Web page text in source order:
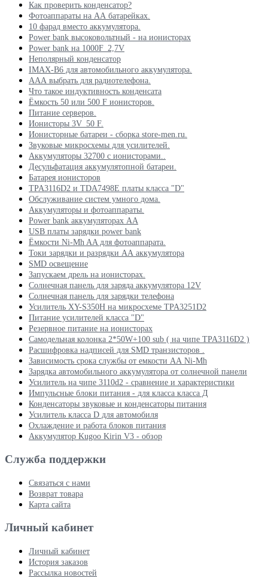
Как проверить конденсатор?
Фотоаппараты на АА батарейках.
10 фарад вместо аккумулятора.
Power bank высоковольтный - на ионисторах
Power bank на 1000F_2,7V
Неполярный конденсатор
IMAX-B6 для автомобильного аккумулятора.
ААА выбрать для радиотелефона.
Что такое индуктивность конденсата
Ёмкость 50 или 500 F ионисторов.
Питание серверов.
Ионисторы 3V_50 F.
Ионисторные батареи - сборка store-men.ru.
Звуковые микросхемы для усилителей.
Аккумуляторы 32700 с ионисторами..
Десульфатация аккумулятопной батареи.
Батарея ионисторов
TPA3116D2 и TDA7498E платы класса "D"
Обслуживание систем умного дома.
Аккумуляторы и фотоаппараты.
Power bank аккумуляторах АА
USB платы зарядки power bank
Ёмкости Ni-Mh AA для фотоаппарата.
Токи зарядки и разрядки АА аккумулятора
SMD освещение
Запускаем дрель на ионисторах.
Солнечная панель для заряда аккумулятора 12V
Солнечная панель для зарядки телефона
Усилитель XY-S350H на микросхеме TPA3251D2
Питание усилителей класса "D"
Резервное питание на ионисторах
Самодельная колонка 2*50W+100 sub ( на чипе TPA3116D2 )
Расшифровка надписей для SMD транзисторов .
Зависимость срока службы от емкости АА Ni-Mh
Зарядка автомобильного аккумулятора от солнечной панели
Усилитель на чипе 3110d2 - сравнение и характеристики
Импульсные блоки питания - для класса класса Д
Конденсаторы звуковые и конденсаторы питания
Усилитель класса D для автомобиля
Охлаждение и работа блоков питания
Аккумулятор Kugoo Kirin V3 - обзор
Служба поддержки
Связаться с нами
Возврат товара
Карта сайта
Личный кабинет
Личный кабинет
История заказов
Рассылка новостей